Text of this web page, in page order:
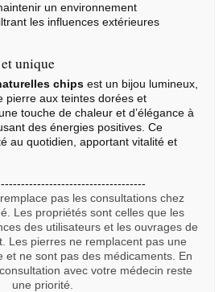
un environnement
les influences extérieures
unique
chips est un bijou lumineux,
pierre aux teintes dorées et
touche de chaleur et d’élégance à
des énergies positives. Ce
au quotidien, apportant vitalité et
pas les consultations chez
Les propriétés sont celles que les
des utilisateurs et les ouvrages de
Les pierres ne remplacent pas une
et ne sont pas des médicaments. En
avec votre médecin reste
une priorité.